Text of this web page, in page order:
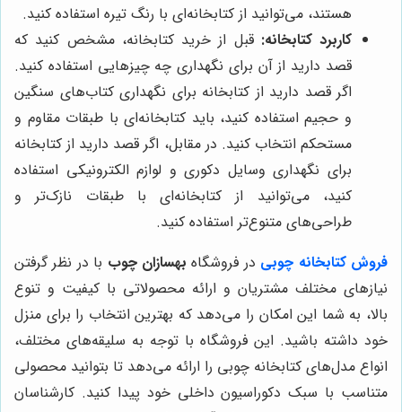
هستند، می‌توانید از کتابخانه‌ای با رنگ تیره استفاده کنید.
کاربرد کتابخانه: قبل از خرید کتابخانه، مشخص کنید که
قصد دارید از آن برای نگهداری چه چیزهایی استفاده کنید.
اگر قصد دارید از کتابخانه برای نگهداری کتاب‌های سنگین
و حجیم استفاده کنید، باید کتابخانه‌ای با طبقات مقاوم و
مستحکم انتخاب کنید. در مقابل، اگر قصد دارید از کتابخانه
برای نگهداری وسایل دکوری و لوازم الکترونیکی استفاده
کنید، می‌توانید از کتابخانه‌ای با طبقات نازک‌تر و
طراحی‌های متنوع‌تر استفاده کنید.
فروش کتابخانه چوبی در فروشگاه بهسازان چوب با در نظر گرفتن
نیازهای مختلف مشتریان و ارائه محصولاتی با کیفیت و تنوع
بالا، به شما این امکان را می‌دهد که بهترین انتخاب را برای منزل
خود داشته باشید. این فروشگاه با توجه به سلیقه‌های مختلف،
انواع مدل‌های کتابخانه چوبی را ارائه می‌دهد تا بتوانید محصولی
متناسب با سبک دکوراسیون داخلی خود پیدا کنید. کارشناسان